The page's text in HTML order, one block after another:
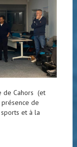
de Cahors (et
de
et à la